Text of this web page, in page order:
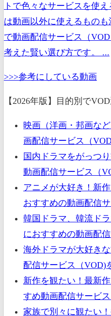
トで色々なサービスを使
は動画以外に使えるもの
で動画配信サービス（
考えた賢い選び方です。 ...
>>>参考にしている動画
【2026年版】目的別で
映画（洋画・邦画な
画配信サービス（
国内ドラマをがっつ
動画配信サービス（
アニメが大好き！新
おすすめの動画配信
韓国ドラマ、韓流ド
におすすめの動画配
海外ドラマが大好き
配信サービス（VOD)
新作を観たい！最新
すめ動画配信サービ
家族で別々に観たい